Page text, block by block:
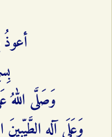
أعوذُ
وَصَلَّى اللهُ
وَعَلَى آلِهِ